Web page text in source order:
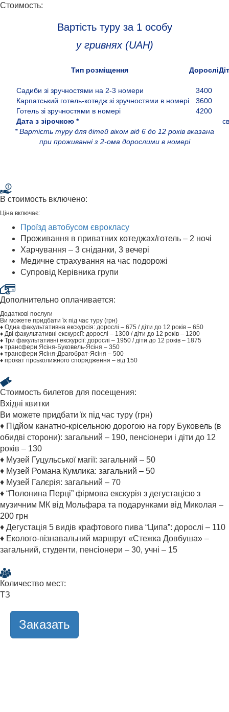
Стоимость:
Вартість туру за 1 особу
у гривнях (UAH)
Тип розміщення Дорослі
Садиби зі зручностями на 2-3 номери
3400
Карпатський готель-котедж зі зручностями в номері
3600
Готель зі зручностями в номері
4200
Дата з зірочкою *
* Вартість туру для дітей віком від 6 до 12 років вказана
при проживанні з 2-ома дорослими в номері
В стоимость включено:
Ціна включає:
Проїзд автобусом єврокласу
Проживання в приватних котеджах/готель – 2 ночі
Харчування – 3 сніданки, 3 вечері
Медичне страхування на час подорожі
Супровід Керівника групи
Дополнительно оплачивается:
Додаткові послуги
Ви можете придбати їх під час туру (грн)
♦ Одна факультативна екскурсія: дорослі – 675 / діти до 12 років – 650
♦ Дві факультативні екскурсії: дорослі – 1300 / діти до 12 років – 1200
♦ Три факультативні екскурсії: дорослі – 1950 / діти до 12 років – 1875
♦ трансфери Ясіня-Буковель-Ясіня – 350
♦ трансфери Ясіня-Драгобрат-Ясіня – 500
♦ прокат гірськолижного спорядження – від 150
Стоимость билетов для посещения:
Вхідні квитки
Ви можете придбати їх під час туру (грн)
♦ Підйом канатно-крісельною дорогою на гору Буковель (в
обидві сторони): загальний – 190, пенсіонери і діти до 12
років – 130
♦ Музей Гуцульської магії: загальний – 50
♦ Музей Романа Кумлика: загальний – 50
♦ Музей Галєрія: загальний – 70
♦ “Полонина Перці” фірмова екскурія з дегустацією з
музичним МК від Мольфара та подарунками від Миколая –
200 грн
♦ Дегустація 5 видів крафтового пива “Ципа”: дорослі – 110
♦ Еколого-пізнавальний маршрут «Стежка Довбуша» –
загальний, студенти, пенсіонери – 30, учні – 15
Количество мест:
ТЗ
Заказать